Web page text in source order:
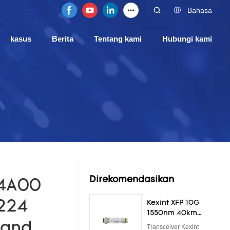
Bahasa
kasus Berita Tentang kami Hubungi kami
Direkomendasikan
Kexint XFP 10G
1550nm 40km
Optical
Transceiver Kexint